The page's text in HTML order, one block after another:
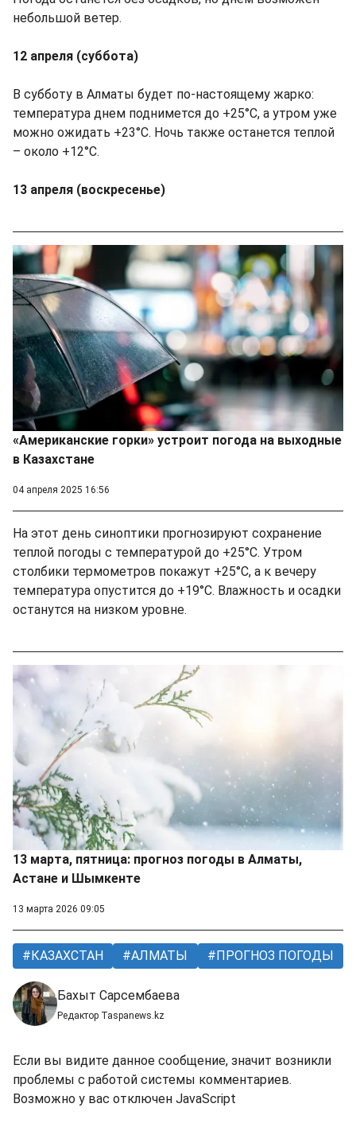
небольшой ветер.
12 апреля (суббота)
В субботу в Алматы будет по-настоящему жарко:
температура днем поднимется до +25°С, а утром уже
можно ожидать +23°С. Ночь также останется теплой
– около +12°С.
13 апреля (воскресенье)
«Американские горки» устроит погода на выходные
в Казахстане
04 апреля 2025 16:56
На этот день синоптики прогнозируют сохранение
теплой погоды с температурой до +25°С. Утром
столбики термометров покажут +25°С, а к вечеру
температура опустится до +19°С. Влажность и осадки
останутся на низком уровне.
13 марта, пятница: прогноз погоды в Алматы,
Астане и Шымкенте
13 марта 2026 09:05
КАЗАХСТАН АЛМАТЫ ПРОГНОЗ ПОГОДЫ
Бахыт Сарсембаева
Редактор Taspanews.kz
Если вы видите данное сообщение, значит возникли
проблемы с работой системы комментариев.
Возможно у вас отключен JavaScript